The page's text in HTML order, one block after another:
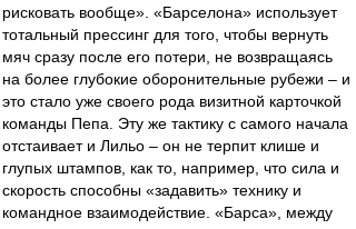
рисковать вообще». «Барселона» использует
тотальный прессинг для того, чтобы вернуть
мяч сразу после его потери, не возвращаясь
на более глубокие оборонительные рубежи – и
это стало уже своего рода визитной карточкой
команды Пепа. Эту же тактику с самого начала
отстаивает и Лильо – он не терпит клише и
глупых штампов, как то, например, что сила и
скорость способны «задавить» технику и
командное взаимодействие. «Барса», между